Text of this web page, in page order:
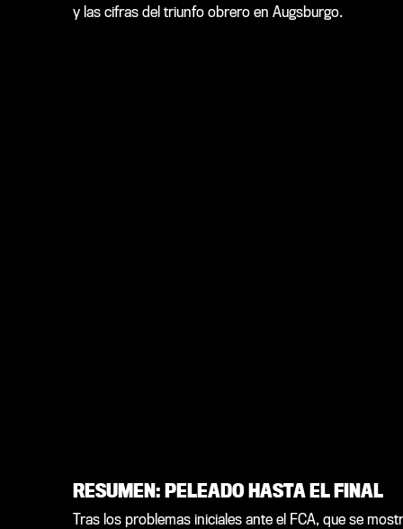
y las cifras del triunfo obrero en Augsburgo.
RESUMEN: PELEADO HASTA EL FINAL
Tras los problemas iniciales ante el FCA, que se